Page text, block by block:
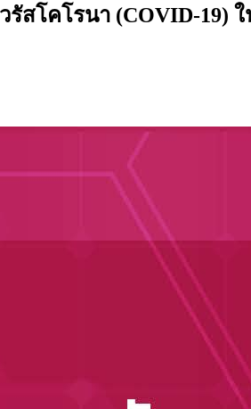
รัสโคโรนา (COVID-